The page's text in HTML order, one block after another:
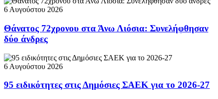
6 Αυγούστου 2026
Θάνατος 72χρονου στα Άνω Λιόσια: Συνελήφθησαν
δύο άνδρες
6 Αυγούστου 2026
95 ειδικότητες στις Δημόσιες ΣΑΕΚ για το 2026-27